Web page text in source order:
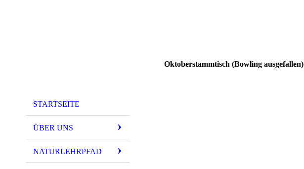
STARTSEITE
ÜBER UNS
NATURLEHRPFAD
Oktoberstammtisch (Bowling ausgefallen)